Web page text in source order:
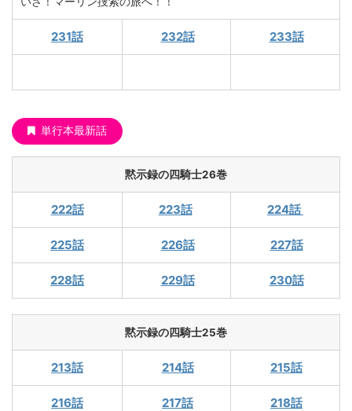
231話 232話 233話
単行本最新話
黙示録の四騎士26巻
222話 223話 224話
225話 226話 227話
228話 229話 230話
黙示録の四騎士25巻
213話 214話 215話
216話 217話 218話